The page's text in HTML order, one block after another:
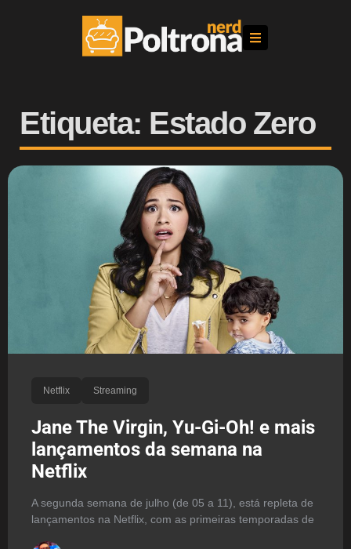
Etiqueta: Estado Zero
Netflix Streaming
Jane The Virgin, Yu-Gi-Oh! e mais
lançamentos da semana na
Netflix
A segunda semana de julho (de 05 a 11), está repleta de
lançamentos na Netflix, com as primeiras temporadas de